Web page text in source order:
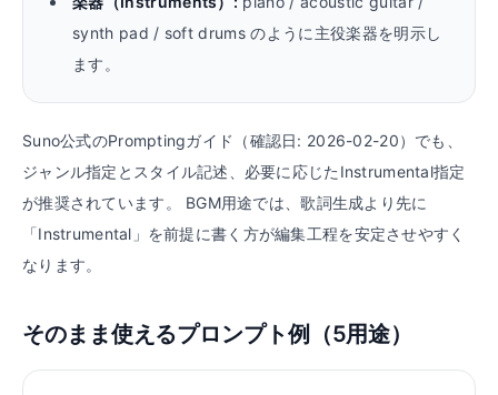
synth pad / soft drums のように主役楽器を明示し
ます。
Suno公式のPromptingガイド（確認日: 2026-02-20）でも、
ジャンル指定とスタイル記述、必要に応じたInstrumental指定
が推奨されています。 BGM用途では、歌詞生成より先に
「Instrumental」を前提に書く方が編集工程を安定させやすく
なります。
そのまま使えるプロンプト例（5用途）